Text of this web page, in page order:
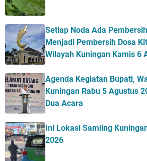
Setiap Noda Ada
Menjadi Pembersih Dosa
Wilayah Kuningan Kamis 6
Agenda Kegiatan Bupati,
Kuningan Rabu 5 Agustus
Dua Acara
Ini Lokasi Samling
2026